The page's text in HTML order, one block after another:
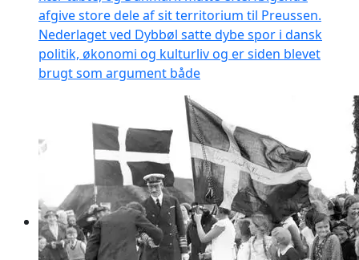
afgive store dele af sit territorium til Preussen.
Nederlaget ved Dybbøl satte dybe spor i dansk
politik, økonomi og kulturliv og er siden blevet
brugt som argument både